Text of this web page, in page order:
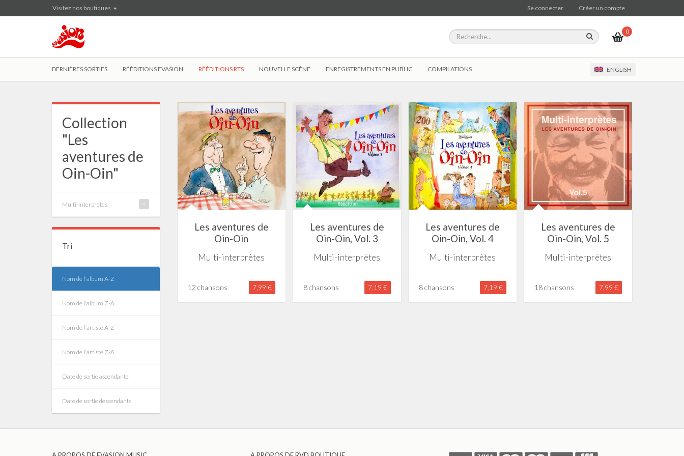
Visitez nos boutiques Se connecter Créer un compte
0
DERNIÈRES SORTIES RÉÉDITIONS EVASION RÉÉDITIONS RTS NOUVELLE SCÈNE ENREGISTREMENTS EN PUBLIC COMPILATIONS ENGLISH
Collection
"Les
aventures de
Oin-Oin"
Multi-interprètes 4
Tri
Nom de l'album A-Z
Nom de l'album Z-A
Nom de l'artiste A-Z
Nom de l'artiste Z-A
Date de sortie ascendante
Date de sortie descendante
Les aventures de
Oin-Oin
Multi-interprètes
12 chansons 7,99 €
Les aventures de
Oin-Oin, Vol. 3
Multi-interprètes
8 chansons 7,19 €
Les aventures de
Oin-Oin, Vol. 4
Multi-interprètes
8 chansons 7,19 €
Les aventures de
Oin-Oin, Vol. 5
Multi-interprètes
18 chansons 7,99 €